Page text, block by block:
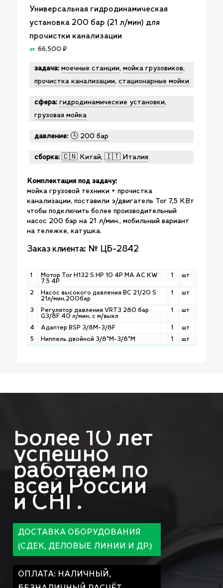
Универсальная гидродинамическая
установка 200 бар (21 л/мин) для
прочистки канализации
от 66,500 ₽
задача: моечные станции, мойка грузовиков,
прочистка канализации, стационарные мойки
сфера: гидродинамические установки,
грузовая мойка
давление: 🕓 200 бар
сборка: 🇨🇳 Китай, 🇮🇹 Италия
Комплектация под задачу:
мойка грузовой техники + прочистка
канализации, поставили э/двигатель Tor 7,5 КВт
чтобы подключить более производительный
насос 200 бар на 21 л/мин., мобильный вариант
на тележке, катушка.
Заказ клиента: № ЦБ-2842
1
Мотор Tor H132 S HP 10 4P MA AC KW
7.5 4P
1 шт
2
Насос высокого давления ВС 21/20 S
21л/мин,200бар
1 шт
3
Регулятор давления VRT3 280 бар
G3/8F 40 л/мин, с м/выкл
1 шт
4 Адаптер BSP 3/8M-3/8F 1
шт
5
Ниппель двойной 3/8"М-3/8"М 1 шт
Более 10 лет
успешно
работаем по
всей России
и СНГ.
ДОСТАВКА ОБОРУДОВАНИЯ
(СДЕК, ДЕЛОВЫЕ ЛИНИИ И ДР.)
ОПЛАТА: НАЛИЧНЫЙ,